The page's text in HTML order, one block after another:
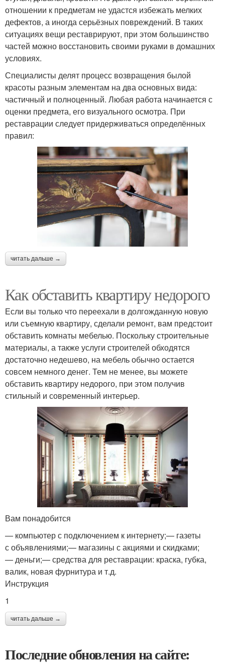
отношении к предметам не удастся избежать мелких
дефектов, а иногда серьёзных повреждений. В таких
ситуациях вещи реставрируют, при этом большинство
частей можно восстановить своими руками в домашних
условиях.
Специалисты делят процесс возвращения былой
красоты разным элементам на два основных вида:
частичный и полноценный. Любая работа начинается с
оценки предмета, его визуального осмотра. При
реставрации следует придерживаться определённых
правил:
читать дальше →
Как обставить квартиру недорого
Если вы только что переехали в долгожданную новую
или съемную квартиру, сделали ремонт, вам предстоит
обставить комнаты мебелью. Поскольку строительные
материалы, а также услуги строителей обходятся
достаточно недешево, на мебель обычно остается
совсем немного денег. Тем не менее, вы можете
обставить квартиру недорого, при этом получив
стильный и современный интерьер.
Вам понадобится
— компьютер с подключением к интернету;— газеты
с объявлениями;— магазины с акциями и скидками;
— деньги;— средства для реставрации: краска, губка,
валик, новая фурнитура и т.д.
Инструкция
1
читать дальше →
Последние обновления на сайте: